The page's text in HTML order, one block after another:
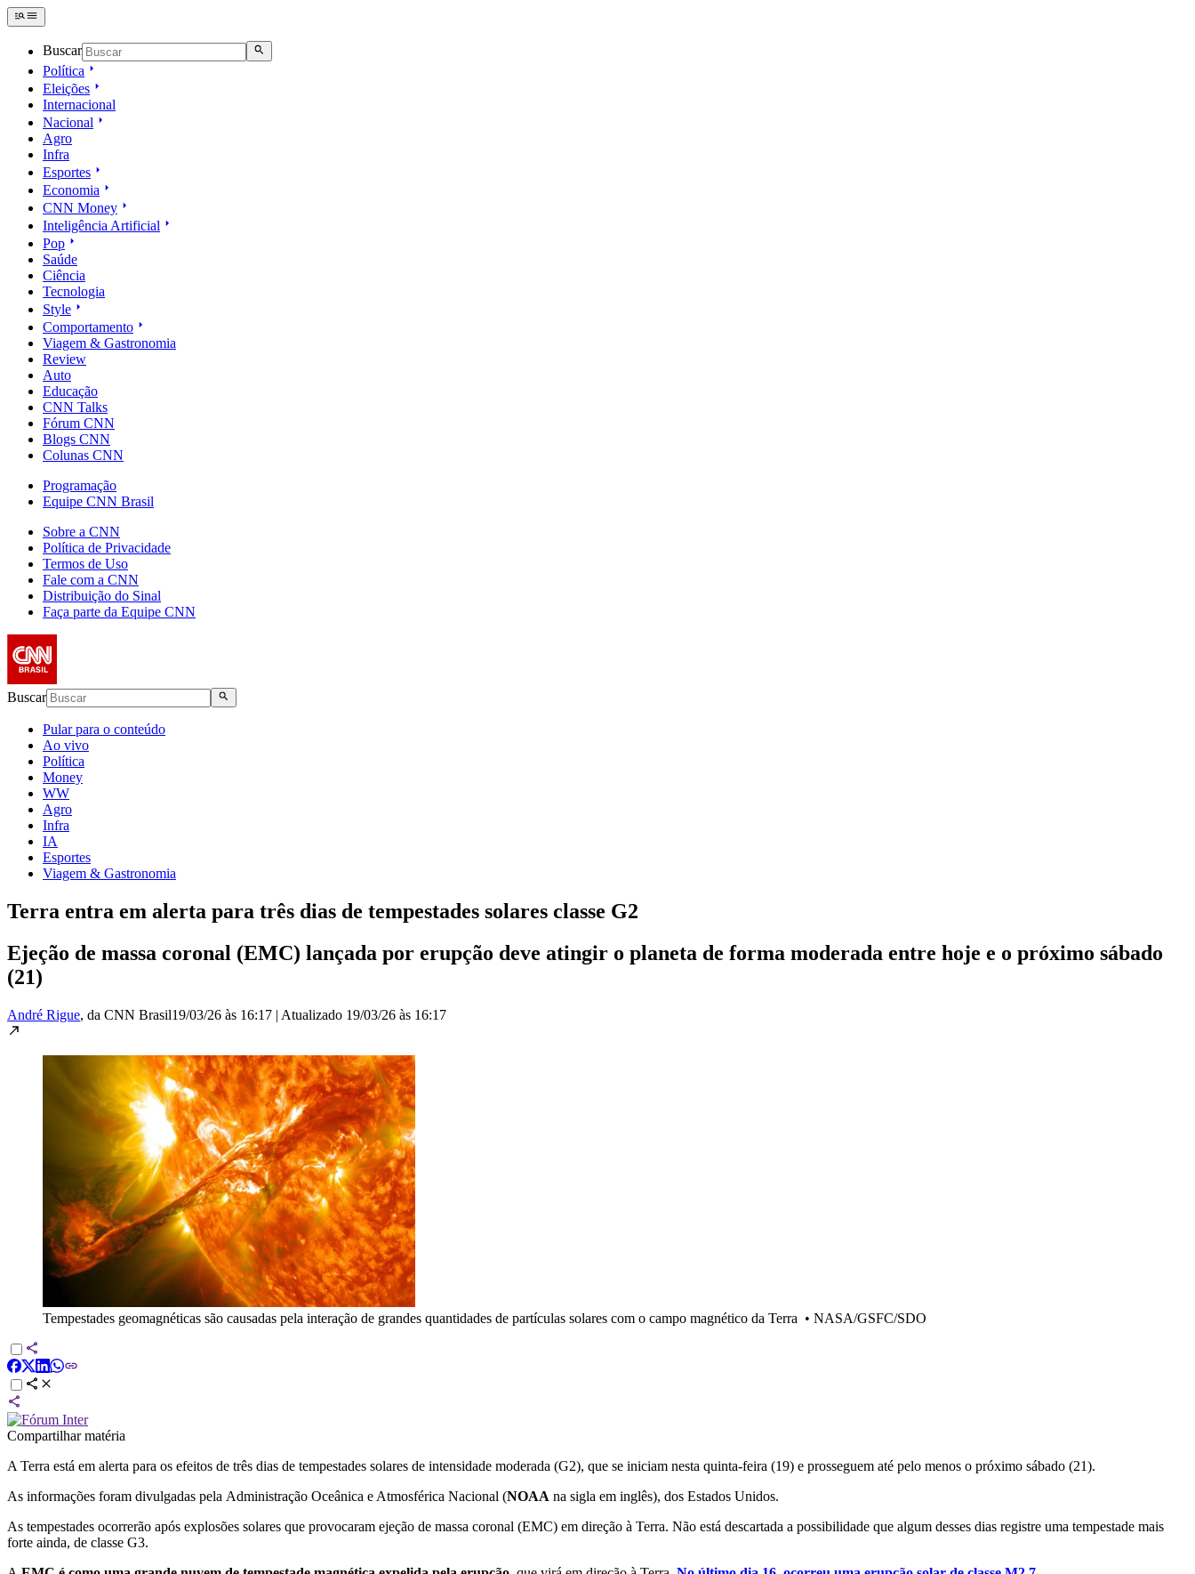
Buscar
Política
Eleições
Internacional
Nacional
Agro
Infra
Esportes
Economia
CNN Money
Inteligência Artificial
Pop
Saúde
Ciência
Tecnologia
Style
Comportamento
Viagem & Gastronomia
Review
Auto
Educação
CNN Talks
Fórum CNN
Blogs CNN
Colunas CNN
Programação
Equipe CNN Brasil
Sobre a CNN
Política de Privacidade
Termos de Uso
Fale com a CNN
Distribuição do Sinal
Faça parte da Equipe CNN
Buscar
Pular para o conteúdo
Ao vivo
Política
Money
WW
Agro
Infra
IA
Esportes
Viagem & Gastronomia
Terra entra em alerta para três dias de tempestades solares classe G2
Ejeção de massa coronal (EMC) lançada por erupção deve atingir o planeta de forma moderada entre hoje e o próximo sábado
(21)
André Rigue, da CNN Brasil19/03/26 às 16:17 | Atualizado 19/03/26 às 16:17
Tempestades geomagnéticas são causadas pela interação de grandes quantidades de partículas solares com o campo magnético da Terra • NASA/GSFC/SDO
Compartilhar matéria
A Terra está em alerta para os efeitos de três dias de tempestades solares de intensidade moderada (G2), que se iniciam nesta quinta-feira (19) e prosseguem até pelo menos o próximo sábado (21).
As informações foram divulgadas pela Administração Oceânica e Atmosférica Nacional (NOAA na sigla em inglês), dos Estados Unidos.
As tempestades ocorrerão após explosões solares que provocaram ejeção de massa coronal (EMC) em direção à Terra. Não está descartada a possibilidade que algum desses dias registre uma tempestade mais
forte ainda, de classe G3.